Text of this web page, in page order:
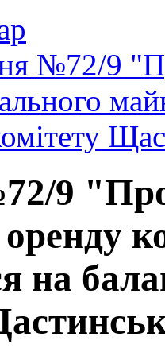
№72/9
9
оренду
на